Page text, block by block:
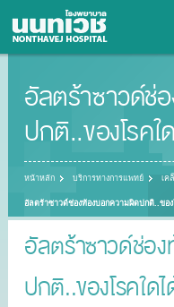
อัลตร้าซาวด์ช่
ปกติ..ของโรคใ
หน้าหลัก บริการทางการแพทย์ เค
อัลตร้าซาวด์ช่องท้องบอกความผิดปกติ..ขอ
อัลตร้าซาวด์ช่อ
ปกติ..ของโรคใด